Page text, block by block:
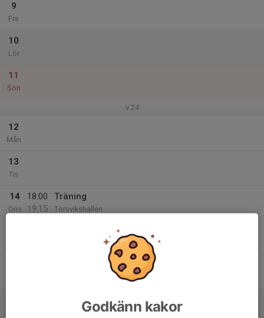
9
Fre
10
Lör
11
Sön
v.24
12
Mån
13
Tis
14
Ons
18:00
19:15
Träning
Torsvikshallen
Godkänn kakor